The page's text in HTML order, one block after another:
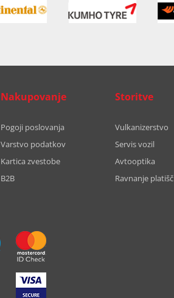
Nakupovanje
Pogoji poslovanja
Varstvo podatkov
Kartica zvestobe
B2B
Storitve
Vulkanizerstvo
Servis vozil
Avtooptika
Ravnanje platišč